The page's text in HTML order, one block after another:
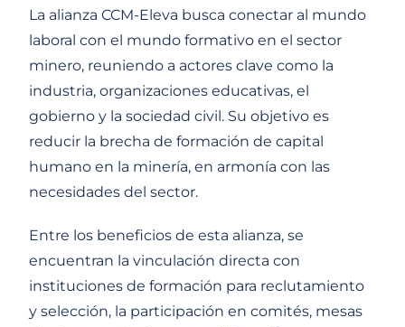
La alianza CCM-Eleva busca conectar al mundo
laboral con el mundo formativo en el sector
minero, reuniendo a actores clave como la
industria, organizaciones educativas, el
gobierno y la sociedad civil. Su objetivo es
reducir la brecha de formación de capital
humano en la minería, en armonía con las
necesidades del sector.
Entre los beneficios de esta alianza, se
encuentran la vinculación directa con
instituciones de formación para reclutamiento
y selección, la participación en comités, mesas